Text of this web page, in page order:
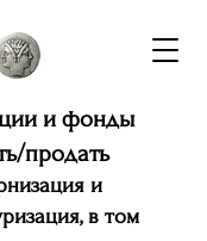
и фонды
продать
и
в том